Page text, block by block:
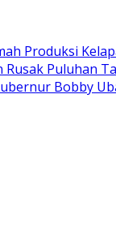
Produksi
Rusak Puluhan
Bobby